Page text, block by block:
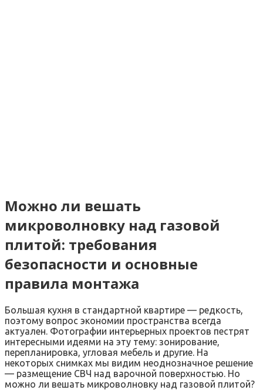
Можно ли вешать
микроволновку над газовой
плитой: требования
безопасности и основные
правила монтажа
Большая кухня в стандартной квартире — редкость,
поэтому вопрос экономии пространства всегда
актуален. Фотографии интерьерных проектов пестрят
интересными идеями на эту тему: зонирование,
перепланировка, угловая мебель и другие. На
некоторых снимках мы видим неоднозначное решение
— размещение СВЧ над варочной поверхностью. Но
можно ли вешать микроволновку над газовой плитой?